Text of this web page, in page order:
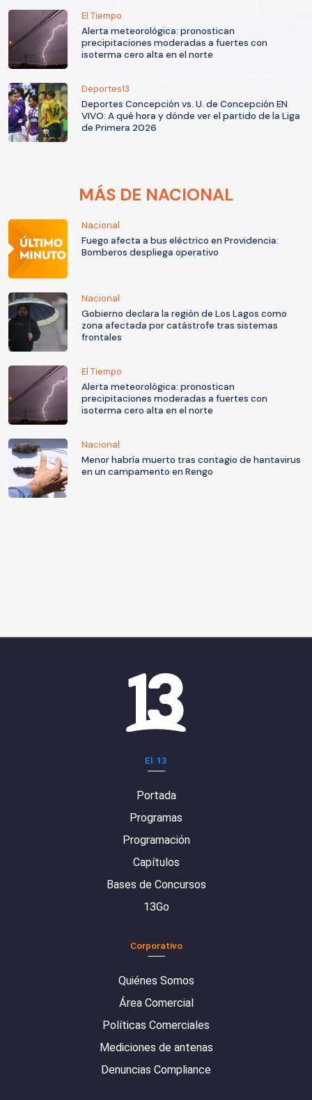
El Tiempo
Alerta meteorológica: pronostican
precipitaciones moderadas a fuertes con
isoterma cero alta en el norte
Deportes13
Deportes Concepción vs. U. de Concepción EN
VIVO: A qué hora y dónde ver el partido de la Liga
de Primera 2026
MÁS DE NACIONAL
Nacional
Fuego afecta a bus eléctrico en Providencia:
Bomberos despliega operativo
Nacional
Gobierno declara la región de Los Lagos como
zona afectada por catástrofe tras sistemas
frontales
El Tiempo
Alerta meteorológica: pronostican
precipitaciones moderadas a fuertes con
isoterma cero alta en el norte
Nacional
Menor habría muerto tras contagio de hantavirus
en un campamento en Rengo
El 13
Portada
Programas
Programación
Capítulos
Bases de Concursos
13Go
Corporativo
Quiénes Somos
Área Comercial
Políticas Comerciales
Mediciones de antenas
Denuncias Compliance